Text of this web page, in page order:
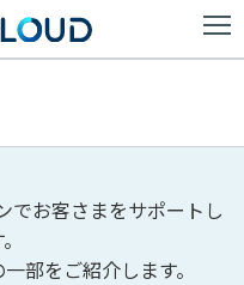
でお客さまをサポートし
部をご紹介します。